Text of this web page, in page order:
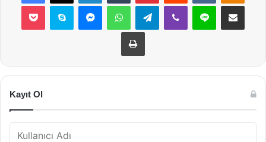
Pocket Skype MessengerWhatsAppTelegramViber Line E-Posta ile
Yazdır
Kayıt Ol